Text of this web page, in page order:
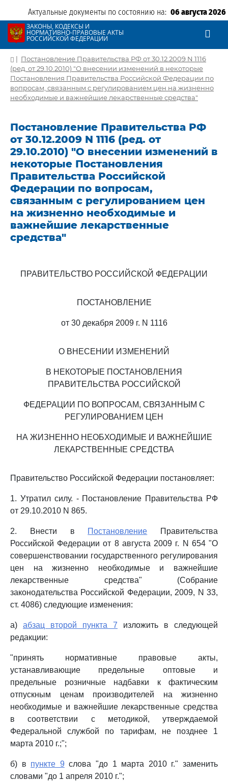
Актуальные документы по состоянию на: 06 августа 2026
ЗАКОНЫ, КОДЕКСЫ И
НОРМАТИВНО-ПРАВОВЫЕ АКТЫ
РОССИЙСКОЙ ФЕДЕРАЦИИ
| Постановление Правительства РФ от 30.12.2009 N 1116
(ред. от 29.10.2010) "О внесении изменений в некоторые
Постановления Правительства Российской Федерации по
вопросам, связанным с регулированием цен на жизненно
необходимые и важнейшие лекарственные средства"
Постановление Правительства РФ
от 30.12.2009 N 1116 (ред. от
29.10.2010) "О внесении изменений в
некоторые Постановления
Правительства Российской
Федерации по вопросам,
связанным с регулированием цен
на жизненно необходимые и
важнейшие лекарственные
средства"
ПРАВИТЕЛЬСТВО РОССИЙСКОЙ ФЕДЕРАЦИИ
ПОСТАНОВЛЕНИЕ
от 30 декабря 2009 г. N 1116
О ВНЕСЕНИИ ИЗМЕНЕНИЙ
В НЕКОТОРЫЕ ПОСТАНОВЛЕНИЯ
ПРАВИТЕЛЬСТВА РОССИЙСКОЙ
ФЕДЕРАЦИИ ПО ВОПРОСАМ, СВЯЗАННЫМ С
РЕГУЛИРОВАНИЕМ ЦЕН
НА ЖИЗНЕННО НЕОБХОДИМЫЕ И ВАЖНЕЙШИЕ
ЛЕКАРСТВЕННЫЕ СРЕДСТВА
Правительство Российской Федерации постановляет:
1. Утратил силу. - Постановление Правительства РФ
от 29.10.2010 N 865.
2. Внести в Постановление Правительства
Российской Федерации от 8 августа 2009 г. N 654 "О
совершенствовании государственного регулирования
цен на жизненно необходимые и важнейшие
лекарственные средства" (Собрание
законодательства Российской Федерации, 2009, N 33,
ст. 4086) следующие изменения:
а) абзац второй пункта 7 изложить в следующей
редакции:
"принять нормативные правовые акты,
устанавливающие предельные оптовые и
предельные розничные надбавки к фактическим
отпускным ценам производителей на жизненно
необходимые и важнейшие лекарственные средства
в соответствии с методикой, утверждаемой
Федеральной службой по тарифам, не позднее 1
марта 2010 г.;";
б) в пункте 9 слова "до 1 марта 2010 г." заменить
словами "до 1 апреля 2010 г.";